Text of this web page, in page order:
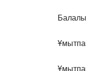
Балалық
Ұмытпаймыз
Ұмытпаймыз